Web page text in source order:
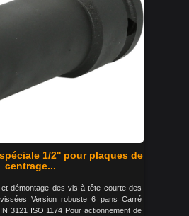
1/2'' pour plaques de
centrage...
démontage des vis à tête courte des
vissées Version robuste 6 pans Carré
3121 ISO 1174 Pour actionnement de